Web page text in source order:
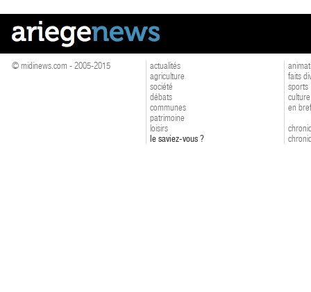
© midinews.com - 2005-2015
actualités
agriculture
société
débats
communes
patrimoine
loisirs
le saviez-vous ?
faits
sports
culture
en bref